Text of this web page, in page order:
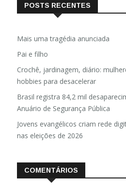
POSTS RECENTES
Mais uma tragédia anunciada
Pai e filho
Crochê, jardinagem, diário:
hobbies para desacelerar
Brasil registra 84,2 mil
Anuário de Segurança Pública
Jovens evangélicos criam rede
nas eleições de 2026
COMENTÁRIOS